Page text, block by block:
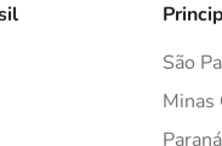
São
Minas
Paraná